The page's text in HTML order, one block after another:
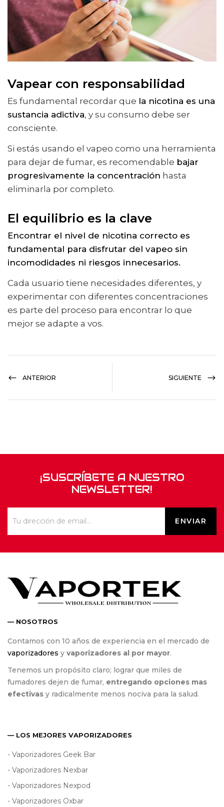
Vapear con responsabilidad
Es fundamental recordar que la nicotina es una
sustancia adictiva, y su consumo debe ser
consciente.
Si estás usando el vapeo como una herramienta
para dejar de fumar, es recomendable bajar
progresivamente la concentración hasta
eliminarla por completo.
El equilibrio es la clave
Encontrar el nivel de nicotina correcto es
fundamental para disfrutar del vapeo sin
incomodidades ni riesgos innecesarios.
Cada usuario tiene necesidades diferentes, y
experimentar con diferentes concentraciones
es parte del proceso para encontrar lo que
mejor se adapte a vos.
ANTERIOR SIGUIENTE
¡SUSCRÍBETE A NUESTRO
NEWSLETTER!
— NOSOTROS
Contamos con 10 años de experiencia en el mercado de
vaporizadores y vaporizadores al por mayor.
Tenemos un propósito claro; lograr que miles de
fumadores dejen de fumar, entregando opciones mas
efectivas y radicalmente menos nociva para la salud.
— LOS MEJORES VAPORIZADORES
- Vaporizadores Geek Bar
- Vaporizadores Nexbar
- Vaporizadores Nexpod
- Vaporizadores Oxbar